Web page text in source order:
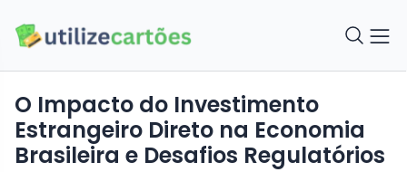
O Impacto do Investimento
Estrangeiro Direto na Economia
Brasileira e Desafios Regulatórios